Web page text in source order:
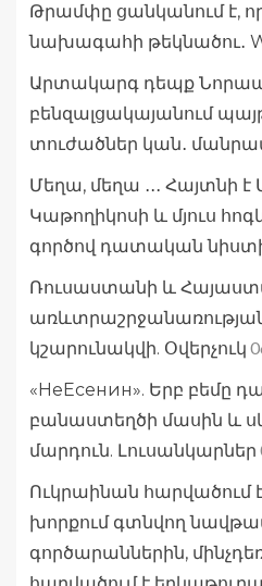
Թրամփը ցանկանում է,
նախագահի թեկնածու․
Արտակարգ դեպք
բենզալցակայանում
տուժածներ կան․
Մեղա, մեղա ․․․ Հայտնի է
Կաթողիկոսի և մյուս
գործով դատական
Ռուսաստանի և
կշարունակվի. Օվերչուկ
«НеЕсенин». Երբ բեմը
բանաստեղծի մասին և
մարդուն. Լուսանկարներ
Ուկրաինան հարվածում
խորքում գտնվող
գործարաններին,